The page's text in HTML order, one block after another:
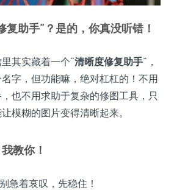
复助手”？是的，你真没听错！
其实藏着一个“清晰度修复助手”，
字，但功能嘛，绝对杠杠的！不用
也不用求助于复杂的修图工具，只
模糊的图片变得清晰起来。
教你！
急着哀叹，先稳住！